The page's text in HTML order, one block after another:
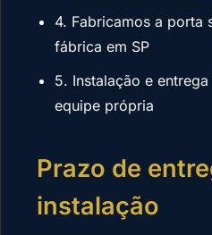
4. Fabricamos a porta
fábrica em SP
5. Instalação e
equipe própria
Prazo de
instalação